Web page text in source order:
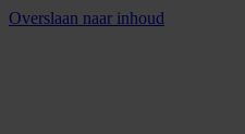
Overslaan naar inhoud